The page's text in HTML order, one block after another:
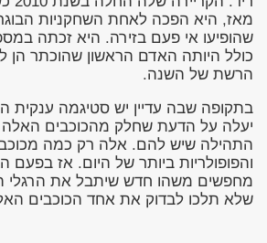
מאז, היא הפכה לאחת השחקניות
שהופיעו אי פעם בזירה. היא זכתה
כולל היותה האדם הראשון שהוכתר הן
הרשת של השנה.
בתקופה שבה עדיין יש סטיגמה ענקית
יעלה על הדעת שחלק מהכוכבים האלה
התהילה שיש להם. אלה רק כמה
והפופולריות ביותר של היום. אז
מחפשים משהו חדש שיתבל את הרגלי
שלא תלכו לבדוק את אחד הכוכבים